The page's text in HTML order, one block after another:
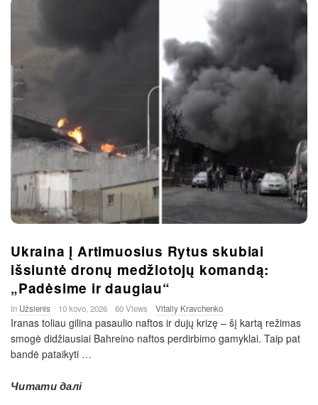
Ukraina į Artimuosius Rytus skubiai
išsiuntė dronų medžiotojų komandą:
„Padėsime ir daugiau“
In Užsienis 10 kovo, 2026 60 Views Vitaliy Kravchenko
Iranas toliau gilina pasaulio naftos ir dujų krizę – šį kartą režimas
smogė didžiausiai Bahreino naftos perdirbimo gamyklai. Taip pat
bandė pataikyti …
Читати далі